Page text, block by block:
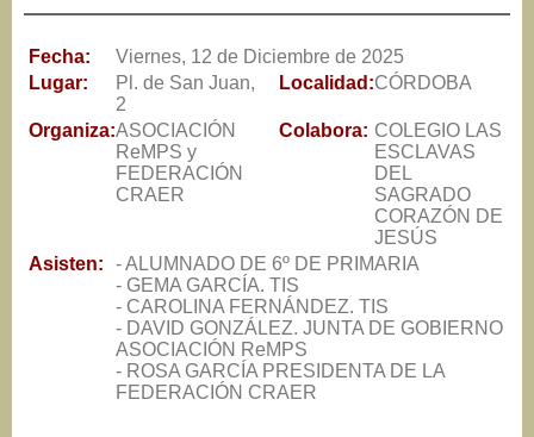
Fecha:
Viernes, 12 de Diciembre de 2025
Lugar:
Pl. de San Juan,
2
Localidad:CÓRDOBA
Organiza:ASOCIACIÓN
ReMPS y
FEDERACIÓN
CRAER
Colabora: COLEGIO LAS
ESCLAVAS
DEL
SAGRADO
CORAZÓN DE
JESÚS
Asisten:
- ALUMNADO DE 6º DE PRIMARIA
- GEMA GARCÍA. TIS
- CAROLINA FERNÁNDEZ. TIS
- DAVID GONZÁLEZ. JUNTA DE GOBIERNO
ASOCIACIÓN ReMPS
- ROSA GARCÍA PRESIDENTA DE LA
FEDERACIÓN CRAER